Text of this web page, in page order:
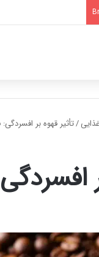
/تأثیر قهوه بر